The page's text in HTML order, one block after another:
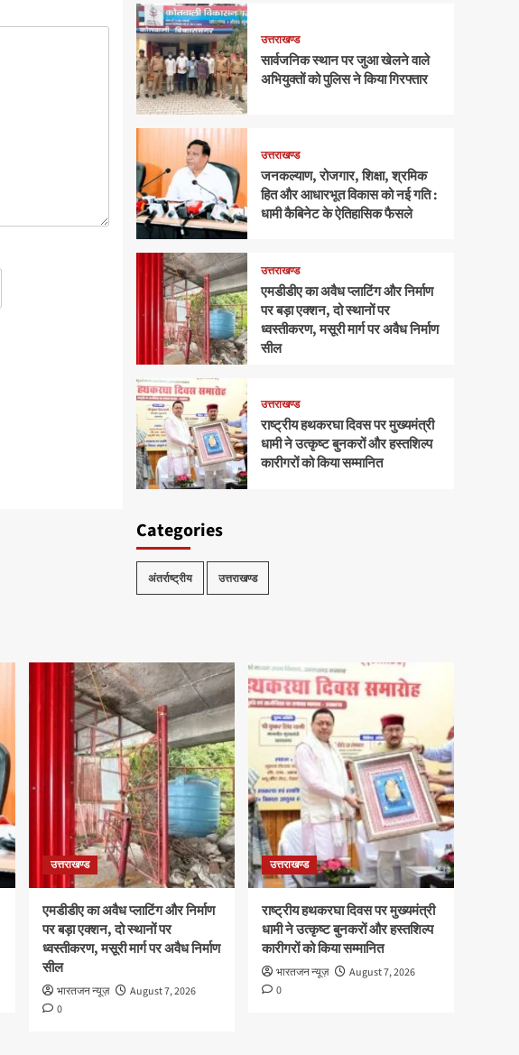
उत्तराखण्ड
सार्वजनिक स्थान पर जुआ खेलने वाले
अभियुक्तों को पुलिस ने किया गिरफ्तार
उत्तराखण्ड
जनकल्याण, रोजगार, शिक्षा, श्रमिक
हित और आधारभूत विकास को नई गति :
धामी कैबिनेट के ऐतिहासिक फैसले
उत्तराखण्ड
एमडीडीए का अवैध प्लाटिंग और निर्माण
पर बड़ा एक्शन, दो स्थानों पर
ध्वस्तीकरण, मसूरी मार्ग पर अवैध निर्माण
सील
उत्तराखण्ड
राष्ट्रीय हथकरघा दिवस पर मुख्यमंत्री
धामी ने उत्कृष्ट बुनकरों और हस्तशिल्प
कारीगरों को किया सम्मानित
Categories
अंतर्राष्ट्रीय उत्तराखण्ड
उत्तराखण्ड
एमडीडीए का अवैध प्लाटिंग और निर्माण
पर बड़ा एक्शन, दो स्थानों पर
ध्वस्तीकरण, मसूरी मार्ग पर अवैध निर्माण
सील
भारतजन न्यूज़
August 7, 2026
0
उत्तराखण्ड
राष्ट्रीय हथकरघा दिवस पर मुख्यमंत्री
धामी ने उत्कृष्ट बुनकरों और हस्तशिल्प
कारीगरों को किया सम्मानित
भारतजन न्यूज़
August 7, 2026
0